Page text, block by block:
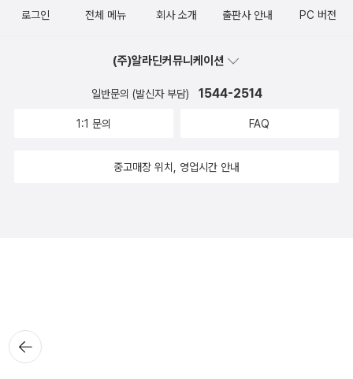
뒤로가
기
로그인 전체 메뉴 회사 소개 출판사 안내 PC 버전
(주)알라딘커뮤니케이션
일반문의 (발신자 부담) 1544-2514
1:1 문의 FAQ
중고매장 위치, 영업시간 안내